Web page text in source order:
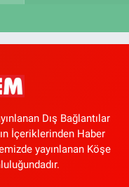
Dış Bağlantılar
İçeriklerinden Haber
yayınlanan Köşe